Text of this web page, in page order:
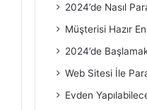
2024’de Nasıl
Müşterisi Hazır
2024’de
Web Sitesi İle
Evden